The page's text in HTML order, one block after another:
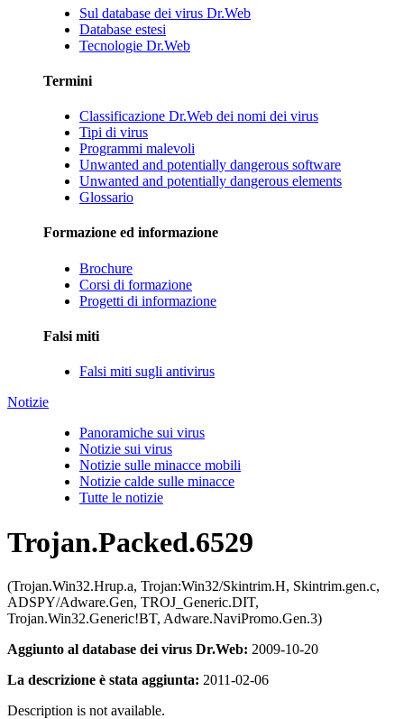
Sul database dei virus Dr.Web
Database estesi
Tecnologie Dr.Web
Termini
Classificazione Dr.Web dei nomi dei virus
Tipi di virus
Programmi malevoli
Unwanted and potentially dangerous software
Unwanted and potentially dangerous elements
Glossario
Formazione ed informazione
Brochure
Corsi di formazione
Progetti di informazione
Falsi miti
Falsi miti sugli antivirus
Notizie
Panoramiche sui virus
Notizie sui virus
Notizie sulle minacce mobili
Notizie calde sulle minacce
Tutte le notizie
Trojan.Packed.6529
(Trojan.Win32.Hrup.a, Trojan:Win32/Skintrim.H, Skintrim.gen.c,
ADSPY/Adware.Gen, TROJ_Generic.DIT,
Trojan.Win32.Generic!BT, Adware.NaviPromo.Gen.3)
Aggiunto al database dei virus Dr.Web: 2009-10-20
La descrizione è stata aggiunta: 2011-02-06
Description is not available.